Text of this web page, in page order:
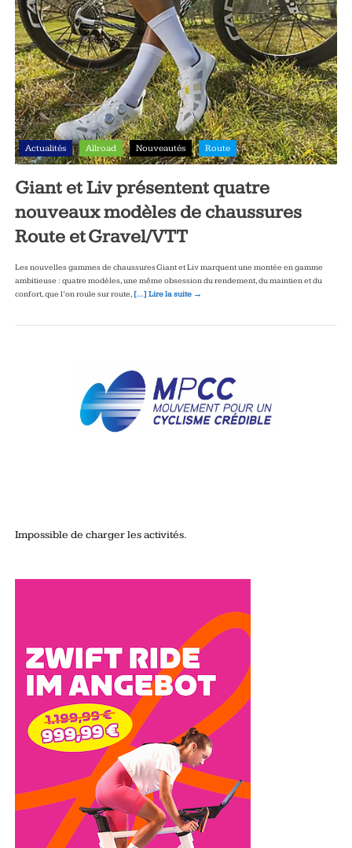
Actualités Allroad Nouveautés Route
Giant et Liv présentent quatre
nouveaux modèles de chaussures
Route et Gravel/VTT
Les nouvelles gammes de chaussures Giant et Liv marquent une montée en gamme
ambitieuse : quatre modèles, une même obsession du rendement, du maintien et du
confort, que l’on roule sur route, […] Lire la suite →
Impossible de charger les activités.